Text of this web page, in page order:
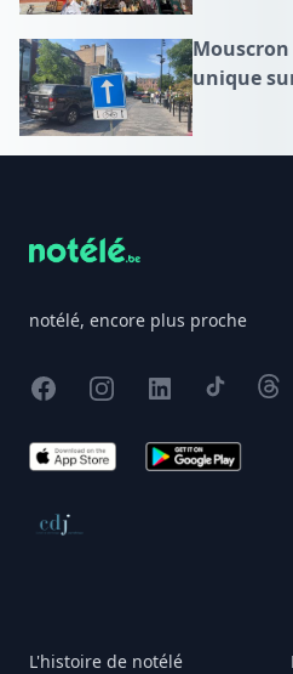
unique
notélé, encore plus proche
FacebookInstagram
X TikTok
App Store Google Play
Conseil de déontologie
L'histoire de notélé